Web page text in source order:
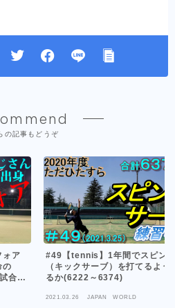
の記事もどうぞ
ォア
の
合！
#49【tennis】1年間でスピン
（キックサーブ）を打てるよう
るか(6222～6374)
2021.03.26 JAPAN WORLD